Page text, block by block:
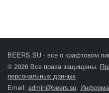
BEERS.SU - все о крафтовом
© 2026 Все права защищены.
персональных данных
Email: admin@beers.su.